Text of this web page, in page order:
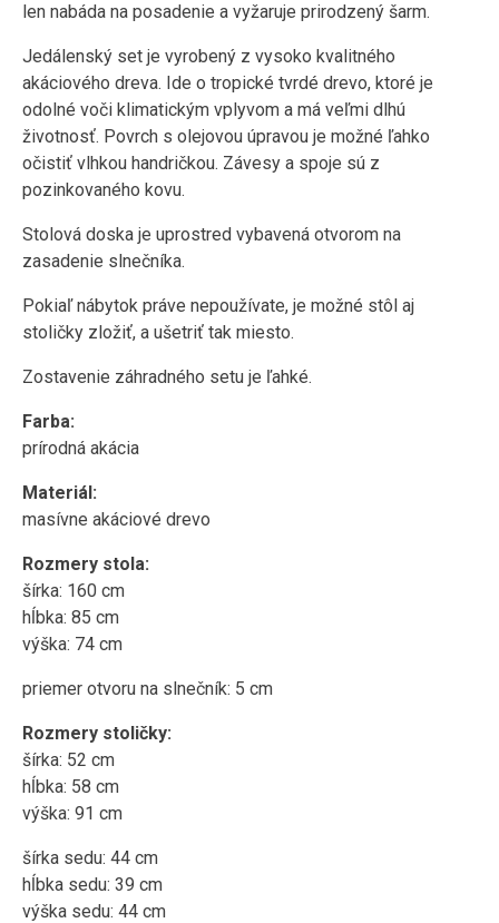
len nabáda na posadenie a vyžaruje prirodzený šarm.
Jedálenský set je vyrobený z vysoko kvalitného
akáciového dreva. Ide o tropické tvrdé drevo, ktoré je
odolné voči klimatickým vplyvom a má veľmi dlhú
životnosť. Povrch s olejovou úpravou je možné ľahko
očistiť vlhkou handričkou. Závesy a spoje sú z
pozinkovaného kovu.
Stolová doska je uprostred vybavená otvorom na
zasadenie slnečníka.
Pokiaľ nábytok práve nepoužívate, je možné stôl aj
stoličky zložiť, a ušetriť tak miesto.
Zostavenie záhradného setu je ľahké.
Farba:
prírodná akácia
Materiál:
masívne akáciové drevo
Rozmery stola:
šírka: 160 cm
hĺbka: 85 cm
výška: 74 cm
priemer otvoru na slnečník: 5 cm
Rozmery stoličky:
šírka: 52 cm
hĺbka: 58 cm
výška: 91 cm
šírka sedu: 44 cm
hĺbka sedu: 39 cm
výška sedu: 44 cm